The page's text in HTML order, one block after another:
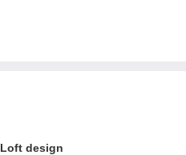
Loft design